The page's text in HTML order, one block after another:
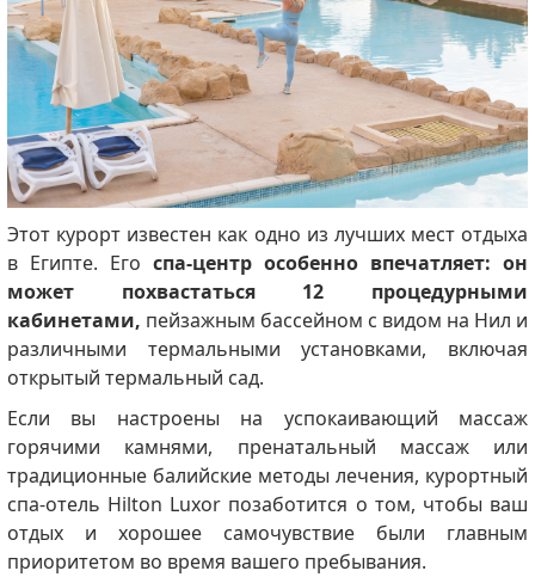
Этот курорт известен как одно из лучших мест отдыха
в Египте. Егоспа-центр особенно впечатляет: он
может похвастаться 12 процедурными
кабинетами, пейзажным бассейном с видом на Нил и
различными термальными установками, включая
открытый термальный сад.
Если вы настроены на успокаивающий массаж
горячими камнями, пренатальный массаж или
традиционные балийские методы лечения, курортный
спа-отель Hilton Luxor позаботится о том, чтобы ваш
отдых и хорошее самочувствие были главным
приоритетом во время вашего пребывания.